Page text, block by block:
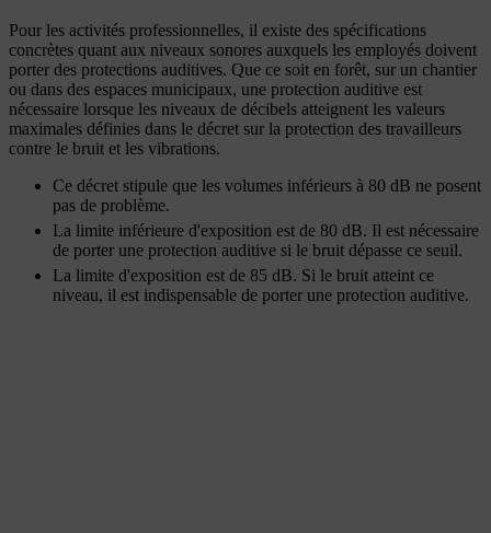
Pour les activités professionnelles, il existe des spécifications
concrètes quant aux niveaux sonores auxquels les employés doivent
porter des protections auditives. Que ce soit en forêt, sur un chantier
ou dans des espaces municipaux, une protection auditive est
nécessaire lorsque les niveaux de décibels atteignent les valeurs
maximales définies dans le décret sur la protection des travailleurs
contre le bruit et les vibrations.
Ce décret stipule que les volumes inférieurs à 80 dB ne posent
pas de problème.
La limite inférieure d'exposition est de 80 dB. Il est nécessaire
de porter une protection auditive si le bruit dépasse ce seuil.
La limite d'exposition est de 85 dB. Si le bruit atteint ce
niveau, il est indispensable de porter une protection auditive.